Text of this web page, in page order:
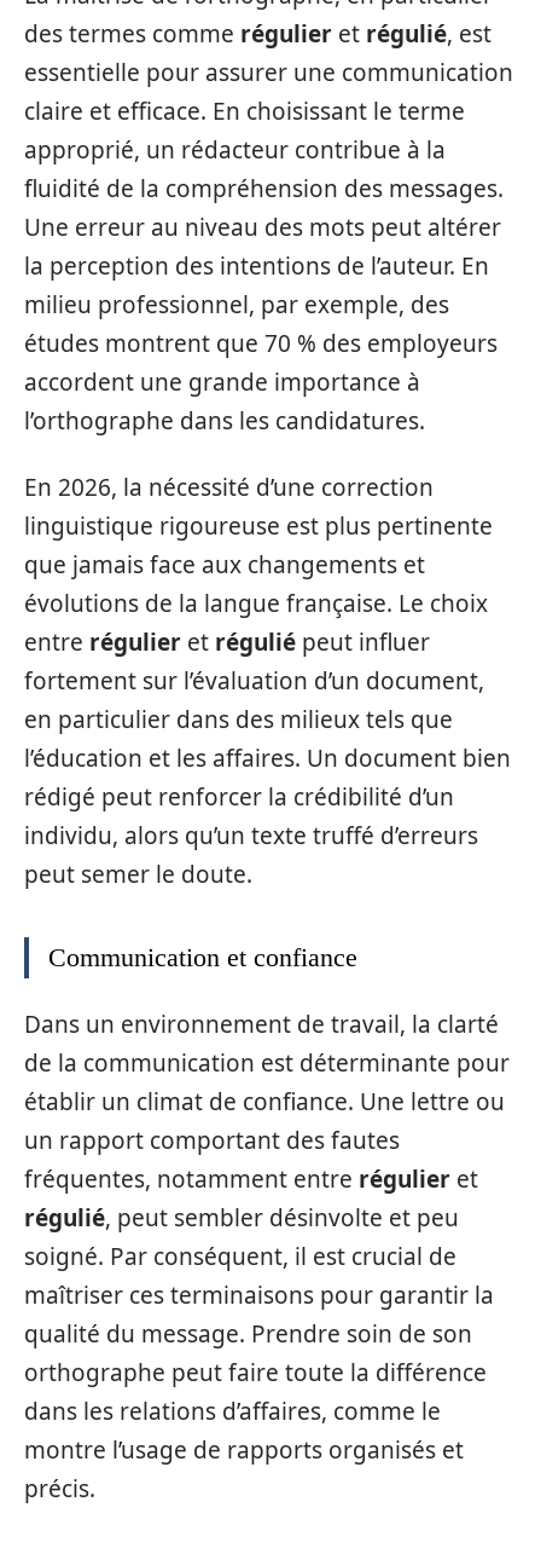
des termes comme régulier et régulié, est
essentielle pour assurer une communication
claire et efficace. En choisissant le terme
approprié, un rédacteur contribue à la
fluidité de la compréhension des messages.
Une erreur au niveau des mots peut altérer
la perception des intentions de l’auteur. En
milieu professionnel, par exemple, des
études montrent que 70 % des employeurs
accordent une grande importance à
l’orthographe dans les candidatures.
En 2026, la nécessité d’une correction
linguistique rigoureuse est plus pertinente
que jamais face aux changements et
évolutions de la langue française. Le choix
entre régulier et régulié peut influer
fortement sur l’évaluation d’un document,
en particulier dans des milieux tels que
l’éducation et les affaires. Un document bien
rédigé peut renforcer la crédibilité d’un
individu, alors qu’un texte truffé d’erreurs
peut semer le doute.
Communication et confiance
Dans un environnement de travail, la clarté
de la communication est déterminante pour
établir un climat de confiance. Une lettre ou
un rapport comportant des fautes
fréquentes, notamment entre régulier et
régulié, peut sembler désinvolte et peu
soigné. Par conséquent, il est crucial de
maîtriser ces terminaisons pour garantir la
qualité du message. Prendre soin de son
orthographe peut faire toute la différence
dans les relations d’affaires, comme le
montre l’usage de rapports organisés et
précis.